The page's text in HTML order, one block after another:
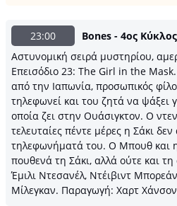
23:00
Bones - 4ος Κύκλος
Αστυνομική σειρά μυστηρίου,
Επεισόδιο 23: The Girl in the
από την Ιαπωνία, προσωπικός
τηλεφωνεί και του ζητά να ψάξει
οποία ζει στην Ουάσιγκτον. Ο
τελευταίες πέντε μέρες η Σάκι
τηλεφωνήματά του. Ο Μπουθ και
πουθενά τη Σάκι, αλλά ούτε και
Έμιλι Ντεσανέλ, Ντέιβιντ
Μίλεγκαν. Παραγωγή: Χαρτ